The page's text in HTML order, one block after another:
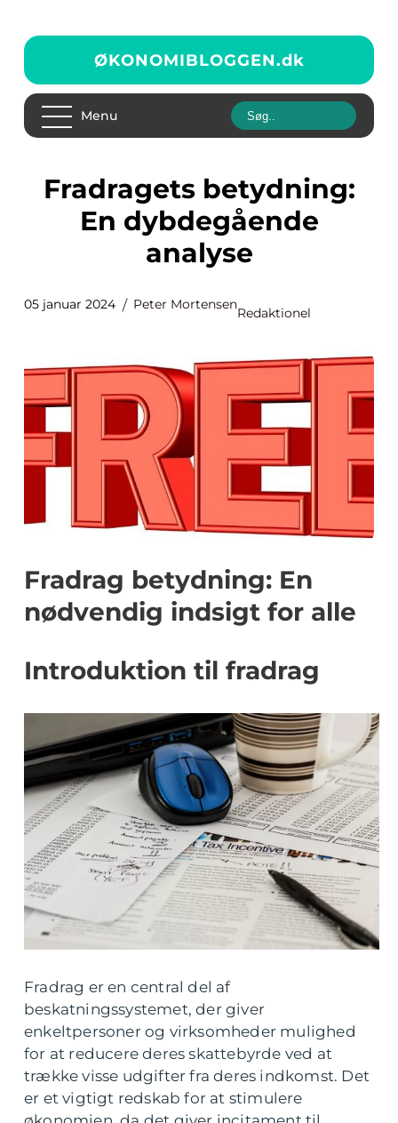
ØKONOMIBLOGGEN.dk
Menu
Fradragets betydning:
En dybdegående
analyse
05 januar 2024 Peter Mortensen
Redaktionel
Fradrag betydning: En
nødvendig indsigt for alle
Introduktion til fradrag
Fradrag er en central del af
beskatningssystemet, der giver
enkeltpersoner og virksomheder mulighed
for at reducere deres skattebyrde ved at
trække visse udgifter fra deres indkomst. Det
er et vigtigt redskab for at stimulere